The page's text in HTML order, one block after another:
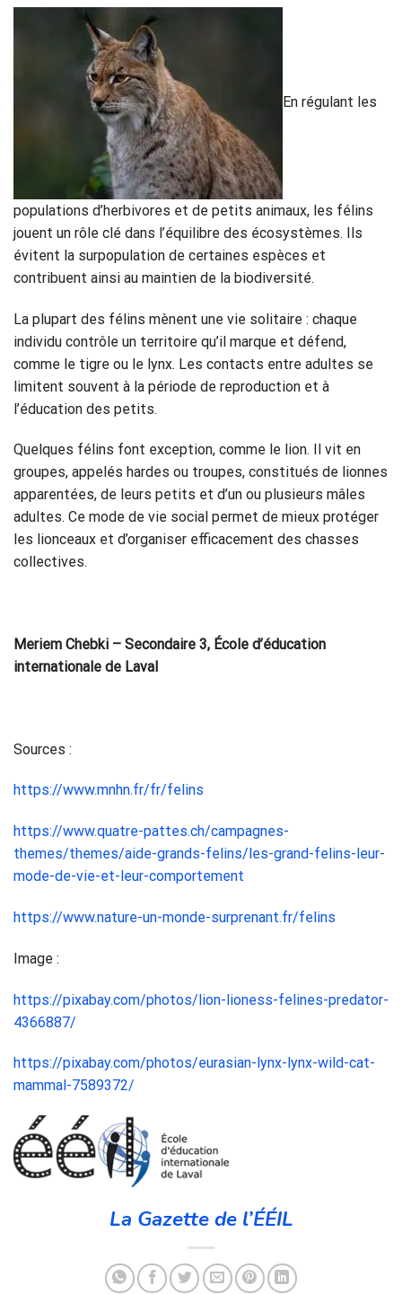
En régulant les
populations d’herbivores et de petits animaux, les félins
jouent un rôle clé dans l’équilibre des écosystèmes. Ils
évitent la surpopulation de certaines espèces et
contribuent ainsi au maintien de la biodiversité.
La plupart des félins mènent une vie solitaire : chaque
individu contrôle un territoire qu’il marque et défend,
comme le tigre ou le lynx. Les contacts entre adultes se
limitent souvent à la période de reproduction et à
l’éducation des petits.
Quelques félins font exception, comme le lion. Il vit en
groupes, appelés hardes ou troupes, constitués de lionnes
apparentées, de leurs petits et d’un ou plusieurs mâles
adultes. Ce mode de vie social permet de mieux protéger
les lionceaux et d’organiser efficacement des chasses
collectives.
Meriem Chebki – Secondaire 3, École d’éducation
internationale de Laval
Sources :
https://www.mnhn.fr/fr/felins
https://www.quatre-pattes.ch/campagnes-
themes/themes/aide-grands-felins/les-grand-felins-leur-
mode-de-vie-et-leur-comportement
https://www.nature-un-monde-surprenant.fr/felins
Image :
https://pixabay.com/photos/lion-lioness-felines-predator-
4366887/
https://pixabay.com/photos/eurasian-lynx-lynx-wild-cat-
mammal-7589372/
La Gazette de l’ÉÉIL